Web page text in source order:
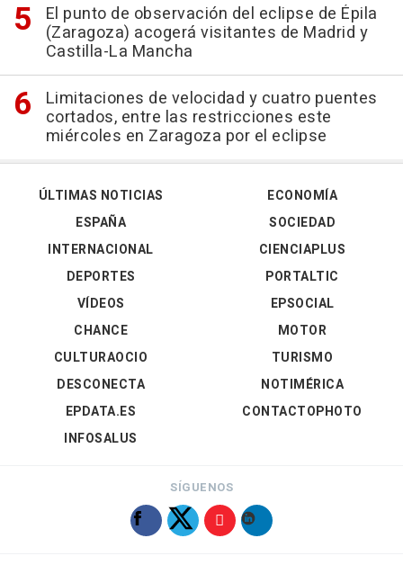
El punto de observación del eclipse de Épila
(Zaragoza) acogerá visitantes de Madrid y
Castilla-La Mancha
Limitaciones de velocidad y cuatro puentes
cortados, entre las restricciones este
miércoles en Zaragoza por el eclipse
ÚLTIMAS NOTICIAS
ESPAÑA
INTERNACIONAL
DEPORTES
VÍDEOS
ECONOMÍA
SOCIEDAD
CIENCIAPLUS
PORTALTIC
EPSOCIAL
CHANCE
CULTURAOCIO
DESCONECTA
EPDATA.ES
INFOSALUS
MOTOR
TURISMO
NOTIMÉRICA
CONTACTOPHOTO
SÍGUENOS